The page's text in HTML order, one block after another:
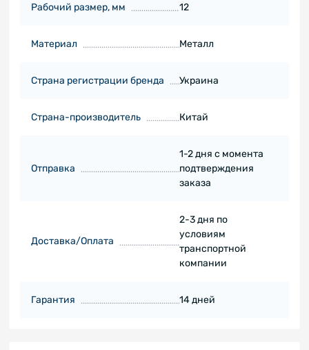
Рабочий размер, мм 12
Материал Металл
Страна регистрации бренда Украина
Страна-производитель Китай
Отправка
1-2 дня с момента
подтверждения
заказа
Доставка/Оплата
2-3 дня по
условиям
транспортной
компании
Гарантия 14 дней